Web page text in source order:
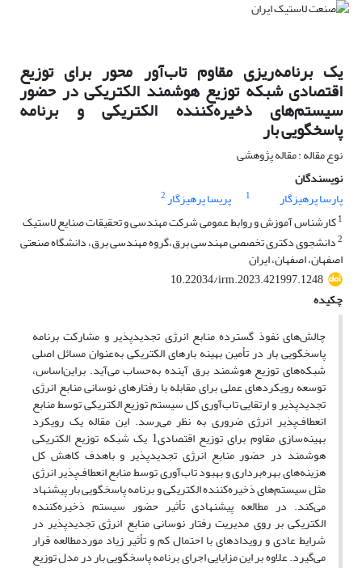
یک برنامه‌ریزی مقاوم تاب‌آور محور برای توزیع
اقتصادی شبکه توزیع هوشمند الکتریکی در حضور
سیستم‌های ذخیره‌کننده الکتریکی و برنامه
پاسخگویی بار
نوع مقاله : مقاله پژوهشی
نویسندگان
پارسا پرهیزگار
1 پریسا پرهیزگار2
1کارشناس آموزش و روابط عمومی شرکت مهندسی و تحقیقات صنایع لاستیک
2دانشجوی دکتری تخصصی مهندسی برق،گروه مهندسی برق، دانشگاه صنعتی
اصفهان، اصفهان، ایران
10.22034/irm.2023.421997.1248
چکیده
چالش‌های نفوذ گسترده منابع انرژی تجدیدپذیر و مشارکت برنامه
پاسخگویی بار در تأمین بهینه بارهای الکتریکی به‌عنوان مسائل اصلی
شبکه‌های توزیع هوشمند برق آینده به‌حساب می‌آید. براین‌اساس،
توسعه رویکردهای عملی برای مقابله با رفتارهای نوسانی منابع انرژی
تجدیدپذیر و ارتقایی تاب‌آوری کل سیستم توزیع الکتریکی توسط منابع
انعطاف‌پذیر انرژی ضروری به نظر می‌رسد. این مقاله یک رویکرد
بهینه‌سازی مقاوم برای توزیع اقتصادی1 یک شبکه توزیع الکتریکی
هوشمند در حضور منابع انرژی تجدیدپذیر و باهدف کاهش کل
هزینه‌های بهره‌برداری و بهبود تاب‌آوری توسط منابع انعطاف‌پذیر انرژی
مثل سیستم‌های ذخیره‌کننده الکتریکی و برنامه پاسخگویی بار پیشنهاد
می‌کند. در مطالعه پیشنهادی تأثیر حضور سیستم ذخیره‌کننده
الکتریکی بر روی مدیریت رفتار نوسانی منابع انرژی تجدیدپذیر در
شرایط عادی و رویدادهای با احتمال کم و تأثیر زیاد موردمطالعه قرار
می‌گیرد. علاوه بر این مزایایی اجرای برنامه پاسخگویی بار در مدل توزیع